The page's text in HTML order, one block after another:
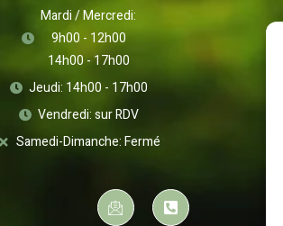
Mardi / Mercredi:
9h00 - 12h00
14h00 - 17h00
Jeudi: 14h00 - 17h00
Vendredi: sur RDV
Samedi-Dimanche: Fermé